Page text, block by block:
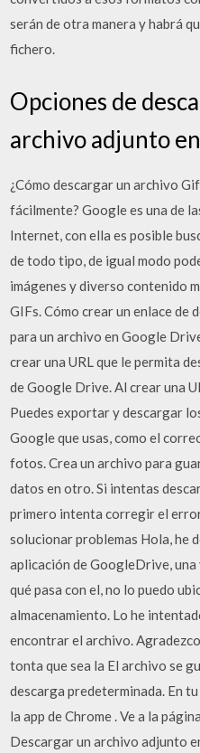
serán de otra manera y habrá
fichero.
Opciones de
archivo adjunto
¿Cómo descargar un archivo
fácilmente? Google es una de
Internet, con ella es posible
de todo tipo, de igual modo
imágenes y diverso contenido
GIFs. Cómo crear un enlace
para un archivo en Google
crear una URL que le permita
de Google Drive. Al crear una
Puedes exportar y descargar
Google que usas, como el
fotos. Crea un archivo para
datos en otro. Si intentas
primero intenta corregir el
solucionar problemas Hola, he
aplicación de GoogleDrive, una
qué pasa con el, no lo puedo
almacenamiento. Lo he
encontrar el archivo.
tonta que sea la El archivo se
descarga predeterminada. En
la app de Chrome . Ve a la
Descargar un archivo adjunto